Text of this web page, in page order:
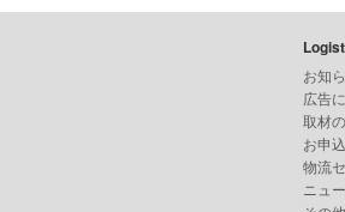
お知
広告
取材
お申
物流
ニュ